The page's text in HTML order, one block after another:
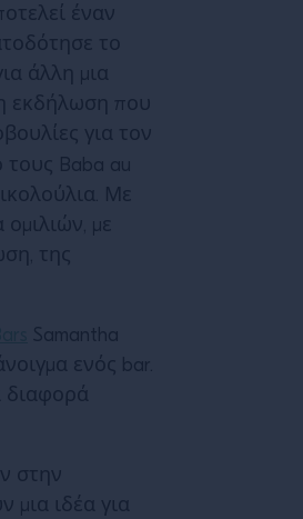
έναν
το
άλλη μια
εκδήλωση που
για τον
Baba au
Με
με
της
Samantha
ενός bar.
διαφορά
στην
μια ιδέα για